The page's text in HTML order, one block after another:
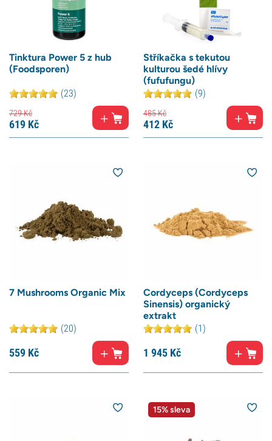
Tinktura Power 5 z hub
(Foodsporen)
(23)
729Kč
619 Kč
Stříkačka s tekutou
kulturou šedé hlívy
(fufufungu)
(9)
485Kč
412 Kč
7 Mushrooms Organic Mix
(20)
559 Kč
Cordyceps (Cordyceps
Sinensis) organický
extrakt
(1)
1 945 Kč
15% sleva